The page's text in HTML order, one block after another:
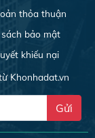
thỏa thuận
bảo mật
khiếu nại
Khonhadat.vn
Gửi